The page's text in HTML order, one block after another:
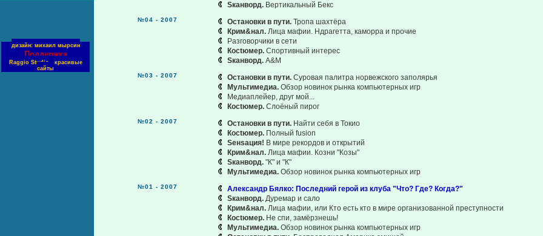
дизайн: михаил мырсин
Поддержка
Raggio Studio - красивые
сайты
Sканворд. Вертикальный Бекс
№04 - 2007 Остановки в пути. Тропа шахтёра
Крим&нал. Лица мафии. Ндрагетта, каморра и прочие
Разговорчики в сети
Косtюмер. Спортивный интерес
Sканворд. A&M
№03 - 2007 Остановки в пути. Суровая палитра норвежского заполярья
Мультимедиа. Обзор новинок рынка компьютерных игр
Медиаплейер, друг мой...
Косtюмер. Слоёный пирог
№02 - 2007 Остановки в пути. Найти себя в Токио
Косtюмер. Полный fusion
Sенsация! В мире рекордов и открытий
Крим&нал. Лица мафии. Козни "Козы"
Sканворд. "К" и "К"
Мультимедиа. Обзор новинок рынка компьютерных игр
№01 - 2007
Александр Бялко: Последний герой из клуба "Что? Где? Когда?"
Sканворд. Дуремар и сало
Крим&нал. Лица мафии, или Кто есть кто в мире организованной преступности
Косtюмер. Не спи, замёрзнешь!
Мультимедиа. Обзор новинок рынка компьютерных игр